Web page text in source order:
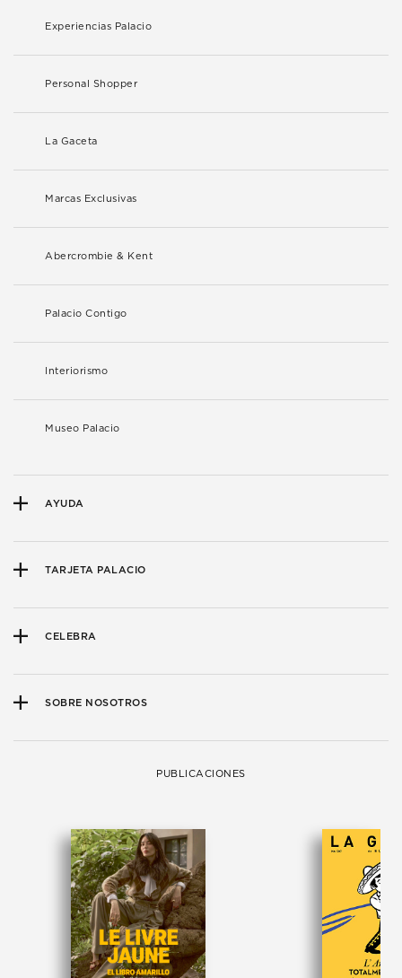
Experiencias Palacio
Personal Shopper
La Gaceta
Marcas Exclusivas
Abercrombie & Kent
Palacio Contigo
Interiorismo
Museo Palacio
AYUDA
TARJETA PALACIO
CELEBRA
SOBRE NOSOTROS
PUBLICACIONES